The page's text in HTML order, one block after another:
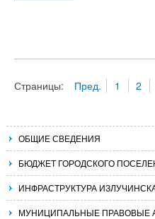
Страницы: Пред. 1 2
ОБЩИЕ СВЕДЕНИЯ
БЮДЖЕТ ГОРОДСКОГО
ИНФРАСТРУКТУРА
МУНИЦИПАЛЬНЫЕ ПРАВОВЫЕ